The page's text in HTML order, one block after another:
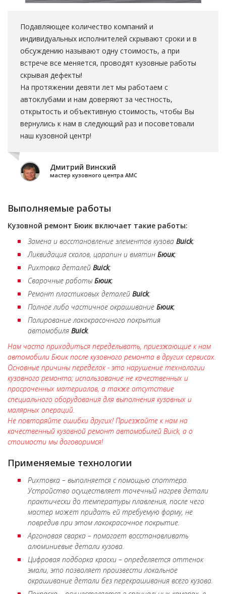
Подавляющее количество компаний и
индивидуальных исполнителей скрывают сроки и в
обсуждению называют одну стоимость, а при
встрече все меняется, проводят кузовные работы
скрывая дефекты!
На протяжении девяти лет мы работаем с
автоклубами и нам доверяют за честность,
открытость и объективную стоимость, чтобы Вы
вернулись к нам в следующий раз и посоветовали
наш кузовной центр!
Дмитрий Винский
мастер кузовного центра АМС
Выполняемые работы
Кузовной ремонт Бюик включает такие работы:
Замена и восстановление элементов кузова Buick;
Ликвидация сколов, царапин и вмятин Бюик;
Рихтовка деталей Buick;
Сварочные работы Бюик;
Ремонт пластиковых деталей Buick;
Полное либо частичное окрашивание Бюик;
Полирование лакокрасочного покрытия
автомобиля Buick.
Нам часто приходиться переделывать, приезжающие к нам
автомобили Бюик после кузовного ремонта в других сервисах.
Основные причины переделок - это нарушение технологии
кузовного ремонта; использование не качественных и
просроченных материалов, а также отсутствие
специального оборудования для выполнения кузовных и
малярных операций.
Не повторяйте ошибки других! Приезжайте к нам на
качественный кузовной ремонт автомобилей Buick, а о
стоимости мы договоримся!
Применяемые технологии
Рихтовка – выполняется с помощью споттера.
Устройство осуществляет точечный нагрев детали
практически до температуры плавления, после чего
мастер может придать ей требуемую форму, не
повредив при этом лакокрасочное покрытие.
Аргоновая сварка – помогает восстанавливать
алюминиевые детали кузова.
Цифровая подборка краски – определяется оттенок
эмали, это позволяет произвести локальное
окрашивание детали без перекрашивания всего кузова.